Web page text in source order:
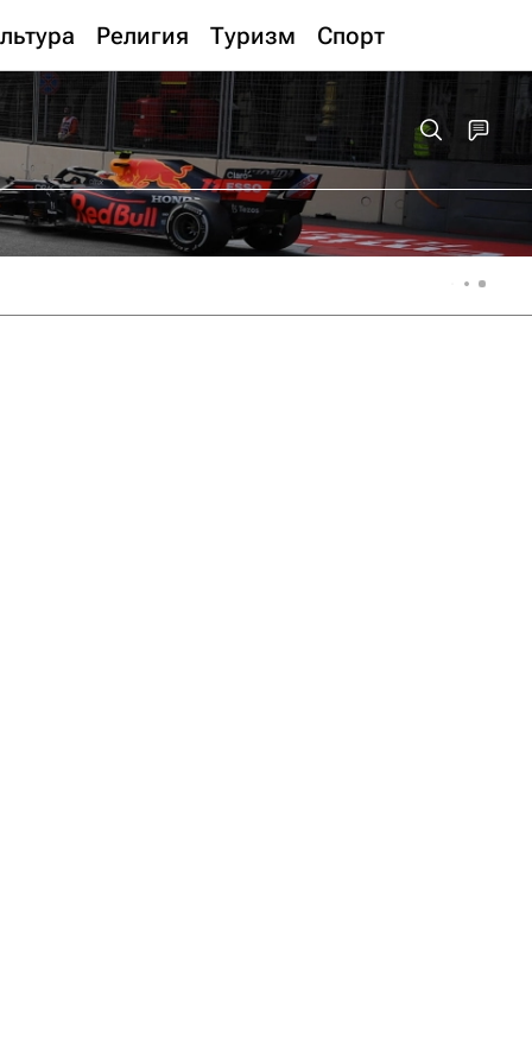
Религия Туризм Спорт